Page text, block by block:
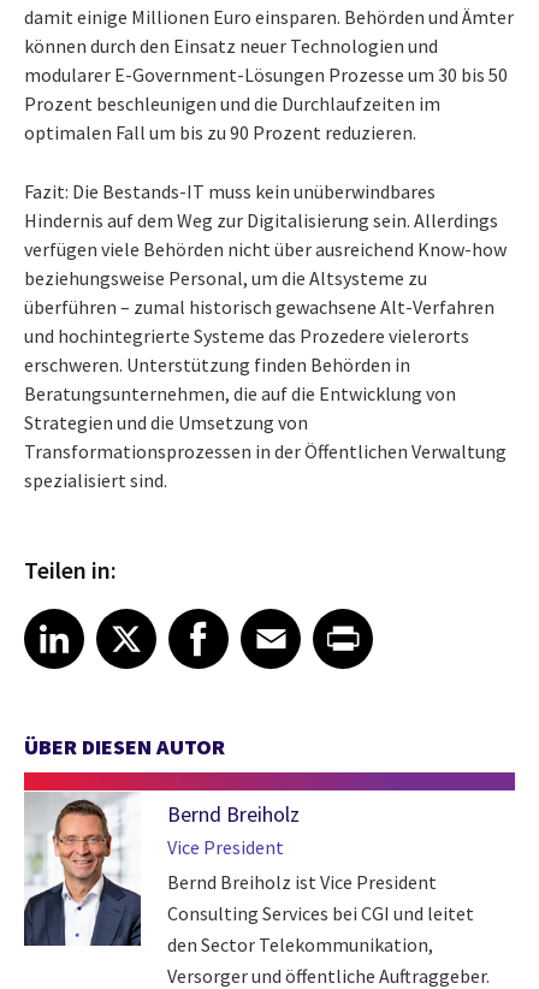
damit einige Millionen Euro einsparen. Behörden und Ämter
können durch den Einsatz neuer Technologien und
modularer E-Government-Lösungen Prozesse um 30 bis 50
Prozent beschleunigen und die Durchlaufzeiten im
optimalen Fall um bis zu 90 Prozent reduzieren.
Fazit: Die Bestands-IT muss kein unüberwindbares
Hindernis auf dem Weg zur Digitalisierung sein. Allerdings
verfügen viele Behörden nicht über ausreichend Know-how
beziehungsweise Personal, um die Altsysteme zu
überführen – zumal historisch gewachsene Alt-Verfahren
und hochintegrierte Systeme das Prozedere vielerorts
erschweren. Unterstützung finden Behörden in
Beratungsunternehmen, die auf die Entwicklung von
Strategien und die Umsetzung von
Transformationsprozessen in der Öffentlichen Verwaltung
spezialisiert sind.
Teilen in:
Share article on LinkedIn
LinkedIn
Share article on XShare article on Facebook
Facebook
Share article on Email
EmailShare article on Print
ÜBER DIESEN AUTOR
Bernd Breiholz
Vice President
Bernd Breiholz ist Vice President
Consulting Services bei CGI und leitet
den Sector Telekommunikation,
Versorger und öffentliche Auftraggeber.